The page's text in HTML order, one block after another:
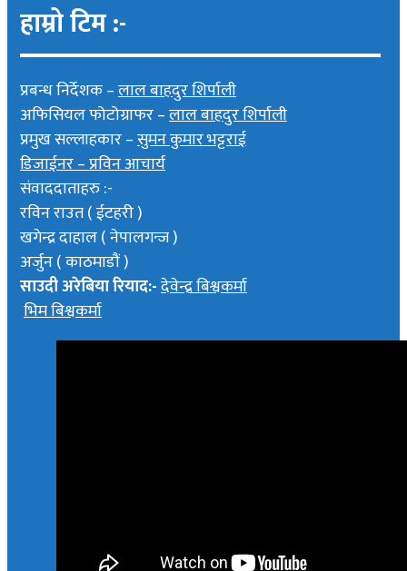
हाम्रो टिम :-
प्रबन्ध निर्देशक –लाल बाहदुर शिर्पाली
अफिसियल फोटोग्राफर –लाल बाहदुर शिर्पाली
प्रमुख सल्लाहकार –सुमन कुमार भट्टराई
डिजाईनर – प्रविन आचार्य
संवाददाताहरु :-
रविन राउत ( ईटहरी )
खगेन्द्र दाहाल ( नेपालगन्ज )
अर्जुन ( काठमाडौं )
साउदी अरेबिया रियाद:-देवेन्द्र बिश्वकर्मा
भिम बिश्वकर्मा